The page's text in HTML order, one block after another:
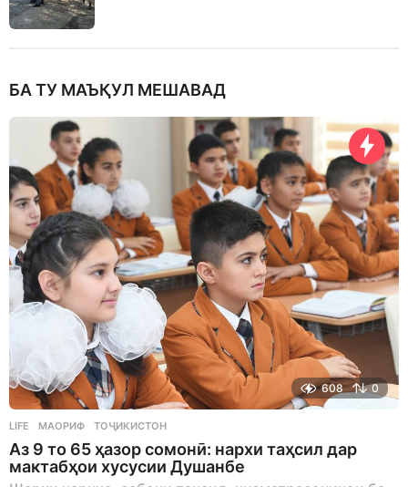
БА ТУ МАЪҚУЛ МЕШАВАД
608 0
LIFE МАОРИФ ,ТОҶИКИСТОН
Аз 9 то 65 ҳазор сомонӣ: нархи таҳсил дар
мактабҳои хусусии Душанбе